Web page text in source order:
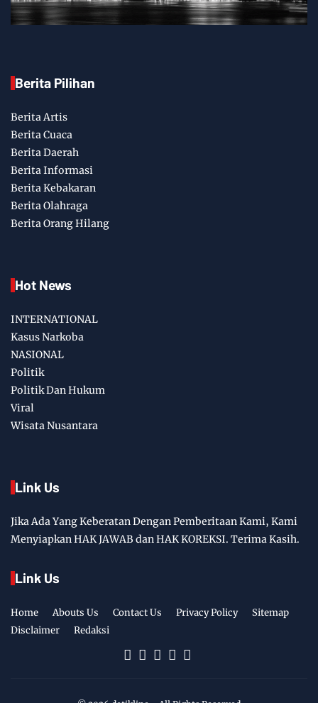
Berita Pilihan
Berita Artis
Berita Cuaca
Berita Daerah
Berita Informasi
Berita Kebakaran
Berita Olahraga
Berita Orang Hilang
Hot News
INTERNATIONAL
Kasus Narkoba
NASIONAL
Politik
Politik Dan Hukum
Viral
Wisata Nusantara
Link Us
Jika Ada Yang Keberatan Dengan Pemberitaan Kami, Kami
Menyiapkan HAK JAWAB dan HAK KOREKSI. Terima Kasih.
Link Us
Home Abouts Us Contact Us Privacy Policy
Sitemap
Disclaimer
Redaksi